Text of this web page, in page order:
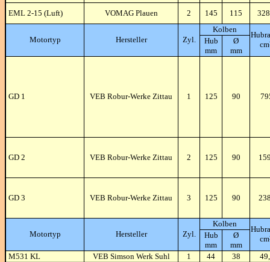
EML 2-15 (Luft) VOMAG Plauen 2 145 115
Motortyp Hersteller Zyl.
Kolben
cm
Hub
mm
Ø
mm
GD 1 VEB Robur-Werke Zittau 1 125 90
GD 2 VEB Robur-Werke Zittau 2 125 90
GD 3 VEB Robur-Werke Zittau 3 125 90
Motortyp Hersteller Zyl.
Kolben
cm
Hub
mm
Ø
mm
M531 KL
VEB Simson Werk Suhl 1 44 38